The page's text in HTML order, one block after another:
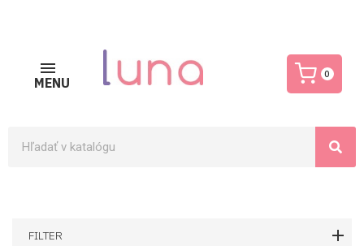
MENU
0
FILTER